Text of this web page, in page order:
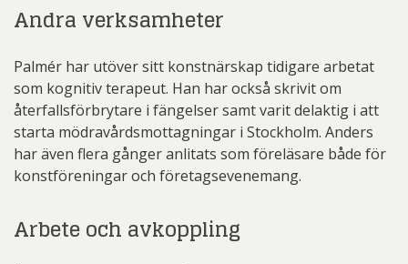
Andra verksamheter
Palmér har utöver sitt konstnärskap tidigare arbetat
som kognitiv terapeut. Han har också skrivit om
återfallsförbrytare i fängelser samt varit delaktig i att
starta mödravårdsmottagningar i Stockholm. Anders
har även flera gånger anlitats som föreläsare både för
konstföreningar och företagsevenemang.
Arbete och avkoppling